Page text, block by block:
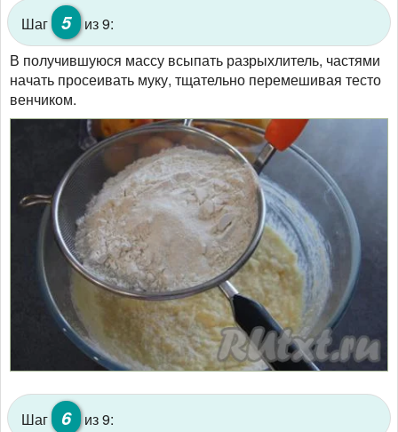
Шаг 5
из 9:
В получившуюся массу всыпать разрыхлитель, частями
начать просеивать муку, тщательно перемешивая тесто
венчиком.
Шаг 6
из 9: